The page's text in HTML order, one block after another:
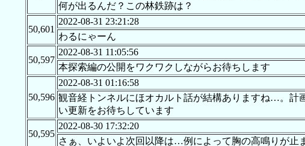
何が出るんだ？この林鉄跡は？
50,601
2022-08-31 23:21:28
わるにゃーん
50,597
2022-08-31 11:05:56
本探索編の公開をワクワクしながらお待ちします
50,596
2022-08-31 01:16:58
観音経トンネルにほオカルト話が結構ありますね…。計
い更新をお待ちしています
50,595
2022-08-30 17:32:20
さぁ、いよいよ次回以降は…例によって胸の高鳴りが止